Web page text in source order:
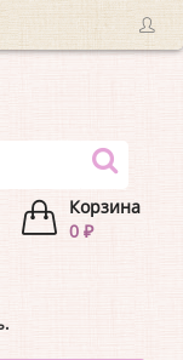
Корзина
0 ₽